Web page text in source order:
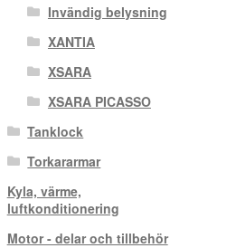
Invändig belysning
XANTIA
XSARA
XSARA PICASSO
Tanklock
Torkararmar
Kyla, värme,
luftkonditionering
Motor - delar och tillbehör